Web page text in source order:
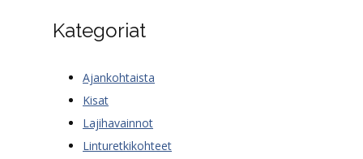
Kategoriat
Ajankohtaista
Kisat
Lajihavainnot
Linturetkikohteet